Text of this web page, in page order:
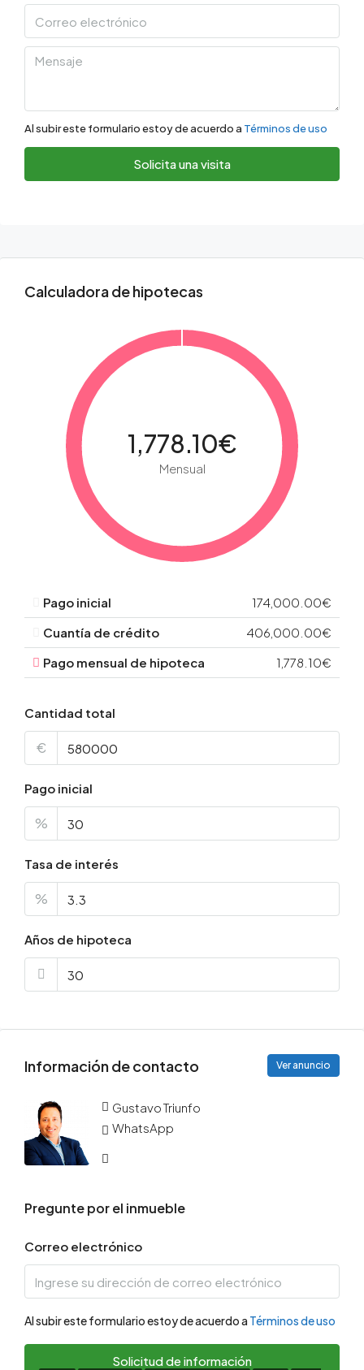
Al subir este formulario estoy de acuerdo a Términos de uso
Solicita una visita
Calculadora de hipotecas
1,778.10€
Mensual
Pago inicial
174,000.00€
Cuantía de crédito
406,000.00€
Pago mensual de hipoteca
1,778.10€
Cantidad total
€
Pago inicial
%
Tasa de interés
%
Años de hipoteca
Información de contacto Ver anuncio
Gustavo Triunfo
WhatsApp
Pregunte por el inmueble
Correo electrónico
Al subir este formulario estoy de acuerdo a Términos de uso
Solicitud de información